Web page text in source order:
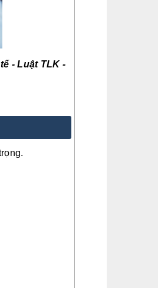
- Luật TLK -